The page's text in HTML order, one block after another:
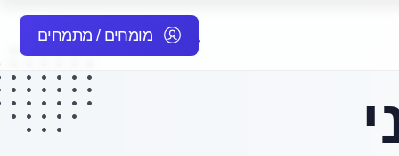
מומחים / מתמחים